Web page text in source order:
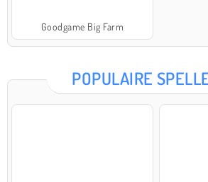
Goodgame Big Farm
POPULAIRE